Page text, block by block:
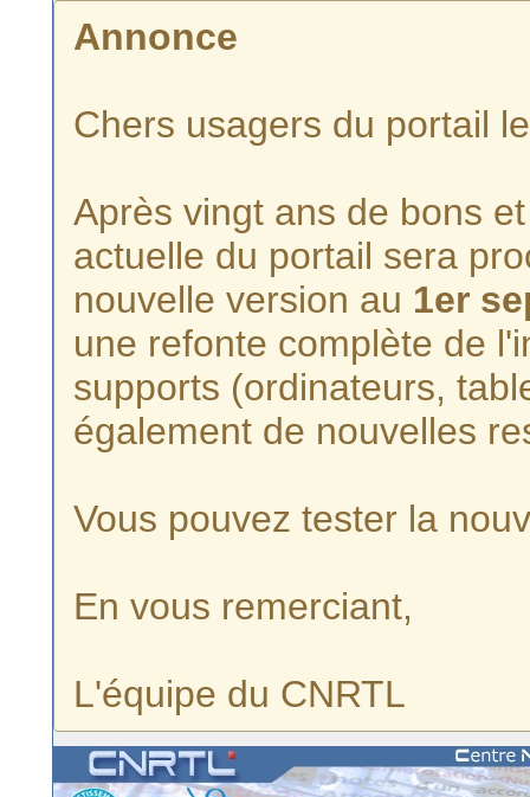
Annonce
Chers usagers du portail
Après vingt ans de bons
actuelle du portail sera
nouvelle version au 1er
une refonte complète de
supports (ordinateurs,
également de nouvelles
Vous pouvez tester la
En vous remerciant,
L'équipe du CNRTL